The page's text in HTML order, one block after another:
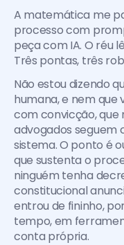
A matemática me
processo com
peça com IA. O réu
Três pontas, três
Não estou dizendo
humana, e nem que
com convicção, que
advogados seguem
sistema. O ponto é
que sustenta o
ninguém tenha
constitucional
entrou de fininho,
tempo, em
conta própria.